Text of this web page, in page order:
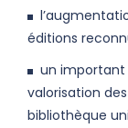
éditions
un important
valorisation
bibliothèque